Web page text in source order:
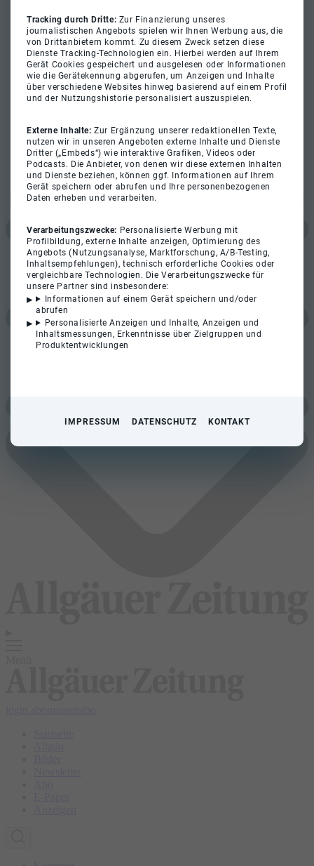
Tracking durch Dritte: Zur Finanzierung unseres
journalistischen Angebots spielen wir Ihnen Werbung aus, die
von Drittanbietern kommt. Zu diesem Zweck setzen diese
Dienste Tracking-Technologien ein. Hierbei werden auf Ihrem
Gerät Cookies gespeichert und ausgelesen oder Informationen
wie die Gerätekennung abgerufen, um Anzeigen und Inhalte
über verschiedene Websites hinweg basierend auf einem Profil
und der Nutzungshistorie personalisiert auszuspielen.
Externe Inhalte:Zur Ergänzung unserer redaktionellen Texte,
nutzen wir in unseren Angeboten externe Inhalte und Dienste
Dritter („Embeds“) wie interaktive Grafiken, Videos oder
Podcasts. Die Anbieter, von denen wir diese externen Inhalten
und Dienste beziehen, können ggf. Informationen auf Ihrem
Gerät speichern oder abrufen und Ihre personenbezogenen
Daten erheben und verarbeiten.
Verarbeitungszwecke: Personalisierte Werbung mit
Profilbildung, externe Inhalte anzeigen, Optimierung des
Angebots (Nutzungsanalyse, Marktforschung, A/B-Testing,
Inhaltsempfehlungen), technisch erforderliche Cookies oder
vergleichbare Technologien. Die Verarbeitungszwecke für
unsere Partner sind insbesondere:
Informationen auf einem Gerät speichern und/oder
abrufen
Personalisierte Anzeigen und Inhalte, Anzeigen und
Inhaltsmessungen, Erkenntnisse über Zielgruppen und
Produktentwicklungen
IMPRESSUM DATENSCHUTZ KONTAKT